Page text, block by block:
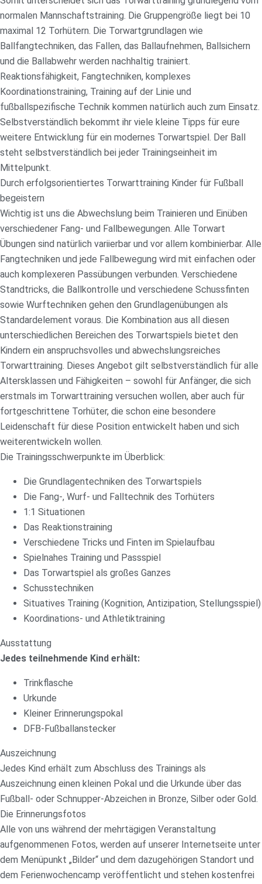
normalen Mannschaftstraining. Die Gruppengröße liegt bei 10
maximal 12 Torhütern. Die Torwartgrundlagen wie
Ballfangtechniken, das Fallen, das Ballaufnehmen, Ballsichern
und die Ballabwehr werden nachhaltig trainiert.
Reaktionsfähigkeit, Fangtechniken, komplexes
Koordinationstraining, Training auf der Linie und
fußballspezifische Technik kommen natürlich auch zum Einsatz.
Selbstverständlich bekommt ihr viele kleine Tipps für eure
weitere Entwicklung für ein modernes Torwartspiel. Der Ball
steht selbstverständlich bei jeder Trainingseinheit im
Mittelpunkt.
Durch erfolgsorientiertes Torwarttraining Kinder für Fußball
begeistern
Wichtig ist uns die Abwechslung beim Trainieren und Einüben
verschiedener Fang- und Fallbewegungen. Alle Torwart
Übungen sind natürlich variierbar und vor allem kombinierbar. Alle
Fangtechniken und jede Fallbewegung wird mit einfachen oder
auch komplexeren Passübungen verbunden. Verschiedene
Standtricks, die Ballkontrolle und verschiedene Schussfinten
sowie Wurftechniken gehen den Grundlagenübungen als
Standardelement voraus. Die Kombination aus all diesen
unterschiedlichen Bereichen des Torwartspiels bietet den
Kindern ein anspruchsvolles und abwechslungsreiches
Torwarttraining. Dieses Angebot gilt selbstverständlich für alle
Altersklassen und Fähigkeiten – sowohl für Anfänger, die sich
erstmals im Torwarttraining versuchen wollen, aber auch für
fortgeschrittene Torhüter, die schon eine besondere
Leidenschaft für diese Position entwickelt haben und sich
weiterentwickeln wollen.
Die Trainingsschwerpunkte im Überblick:
Die Grundlagentechniken des Torwartspiels
Die Fang-, Wurf- und Falltechnik des Torhüters
1:1 Situationen
Das Reaktionstraining
Verschiedene Tricks und Finten im Spielaufbau
Spielnahes Training und Passspiel
Das Torwartspiel als großes Ganzes
Schusstechniken
Situatives Training (Kognition, Antizipation, Stellungsspiel)
Koordinations- und Athletiktraining
Ausstattung
Jedes teilnehmende Kind erhält:
Trinkflasche
Urkunde
Kleiner Erinnerungspokal
DFB-Fußballanstecker
Auszeichnung
Jedes Kind erhält zum Abschluss des Trainings als
Auszeichnung einen kleinen Pokal und die Urkunde über das
Fußball- oder Schnupper-Abzeichen in Bronze, Silber oder Gold.
Die Erinnerungsfotos
Alle von uns während der mehrtägigen Veranstaltung
aufgenommenen Fotos, werden auf unserer Internetseite unter
dem Menüpunkt „Bilder“ und dem dazugehörigen Standort und
dem Ferienwochencamp veröffentlicht und stehen kostenfrei